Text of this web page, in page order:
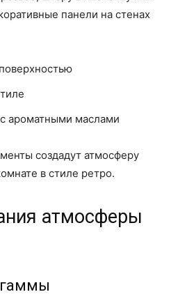
панели на стенах
ароматными маслами
создадут атмосферу
в стиле ретро.
атмосферы